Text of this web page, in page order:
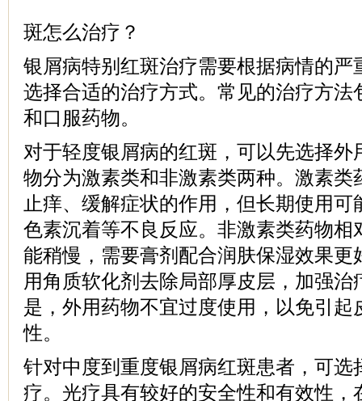
斑怎么治疗？
银屑病特别红斑治疗需要根据病情的严
选择合适的治疗方式。常见的治疗方法
和口服药物。
对于轻度银屑病的红斑，可以先选择外
物分为激素类和非激素类两种。激素类
止痒、缓解症状的作用，但长期使用
色素沉着等不良反应。非激素类药物相
能稍慢，需要膏剂配合润肤保湿效果更
用角质软化剂去除局部厚皮层，加强治
是，外用药物不宜过度使用，以免引起
性。
针对中度到重度银屑病红斑患者，可选
疗。光疗具有较好的安全性和有效性，